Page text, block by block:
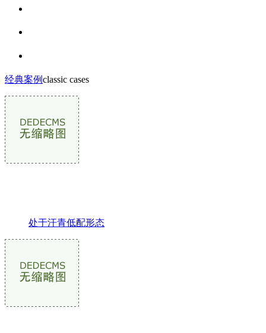
经典案例classic cases
处于汗青低配形态